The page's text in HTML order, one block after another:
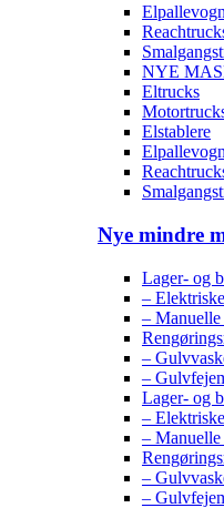
NYE
Eltrucks
Elstablere
Nye mindre
Lager- og
–
– Manuelle
–
–
Lager- og
–
– Manuelle
–
–